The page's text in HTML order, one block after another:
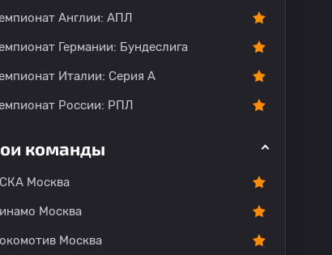
Англии: АПЛ
Германии: Бундеслига
Италии: Серия А
России: РПЛ
команды
Москва
Москва
Москва